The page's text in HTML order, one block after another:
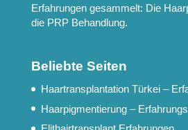
Erfahrungen gesammelt: Die
die PRP Behandlung.
Beliebte Seiten
Haartransplantation Türkei –
Haarpigmentierung –